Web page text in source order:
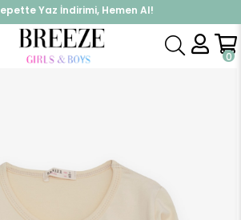
ek %10 İndirimi Kap, Hemen Üye Ol!
0
Üst Giyim Uzun Kollu Tişört Kız Çocuk Uzun Kollu Tişört Pullu Kız Baskılı Krem (3-4 Yaş)